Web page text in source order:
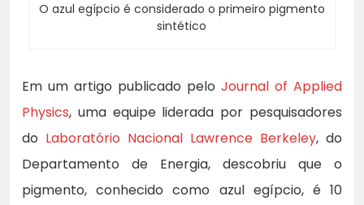
O azul egípcio é considerado o primeiro pigmento
sintético
Em um artigo publicado pelo Journal of Applied
Physics, uma equipe liderada por pesquisadores
do Laboratório Nacional Lawrence Berkeley, do
Departamento de Energia, descobriu que o
pigmento, conhecido como azul egípcio, é 10